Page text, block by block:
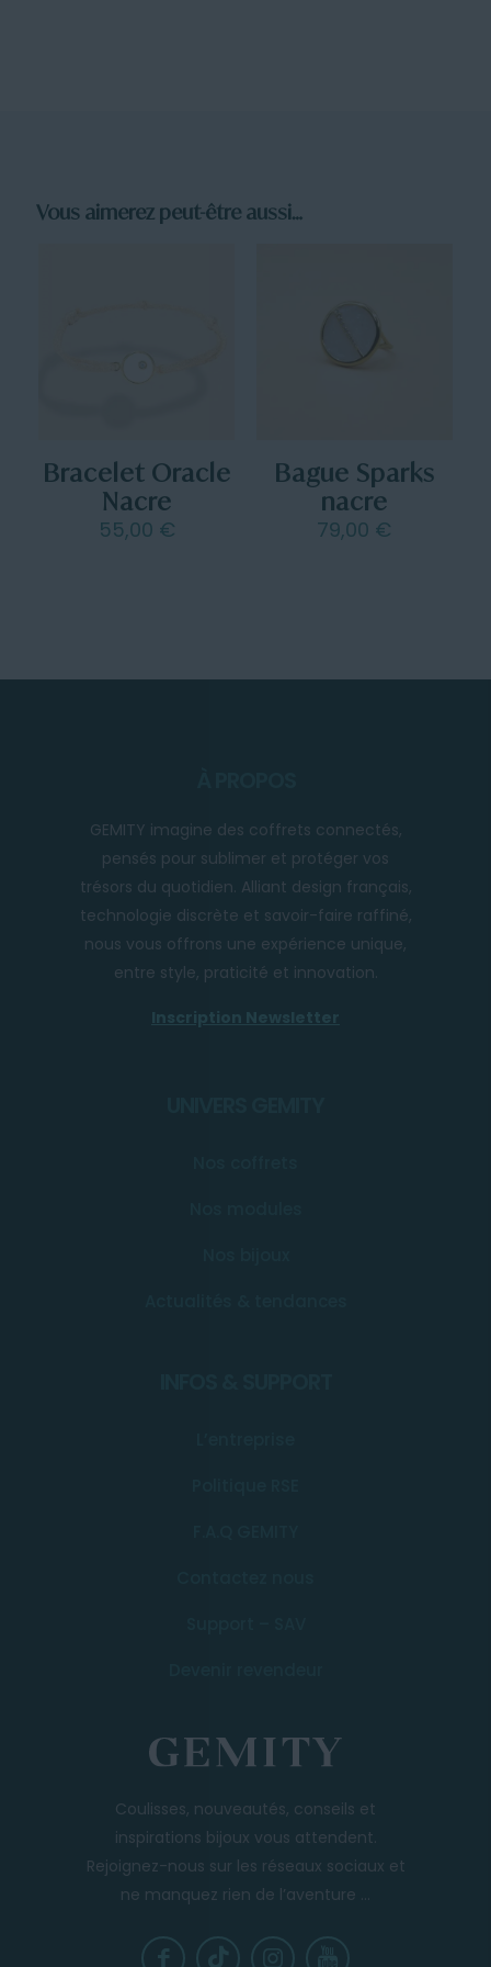
Vous aimerez peut-être aussi…
Bracelet Oracle
Nacre
55,00 €
Bague Sparks
nacre
79,00 €
GEMITY imagine des coffrets connectés,
pensés pour sublimer et protéger vos
trésors du quotidien. Alliant design français,
technologie discrète et savoir-faire raffiné,
nous vous offrons une expérience unique,
entre style, praticité et innovation.
Inscription Newsletter
Coulisses, nouveautés, conseils et
inspirations bijoux vous attendent.
Rejoignez-nous sur les réseaux sociaux et
ne manquez rien de l’aventure ...